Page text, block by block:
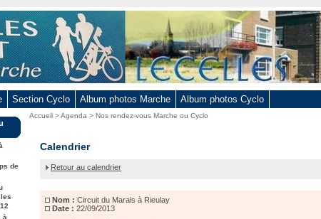
Section Cyclo Album photos Marche Album photos Cyclo
de
à
Vous
Accueil >Agenda>Nos rendez-vous Marche ou Cyclo
Circuit
Marais
Rieulay
Calendrier
Retour au calendrier
Nom : Circuit du Marais à Rieulay
Date : 22/09/2013